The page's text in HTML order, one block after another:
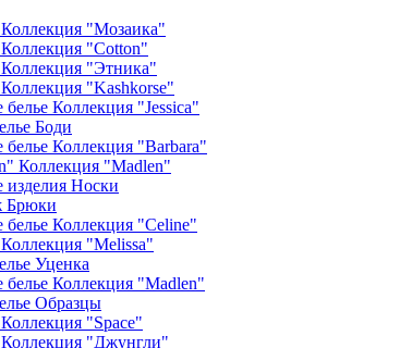
"Мозаика"
"Cotton"
"Этника"
"Kashkorse"
белье Коллекция "Jessica"
Боди
белье Коллекция "Barbara"
Коллекция "Madlen"
изделия Носки
Брюки
белье Коллекция "Celine"
"Melissa"
Уценка
белье Коллекция "Madlen"
Образцы
"Space"
"Джунгли"